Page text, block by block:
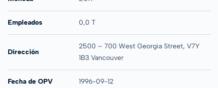
Empleados 0,0 T
Dirección
2500 – 700 West Georgia Street, V7Y
1B3 Vancouver
Fecha de OPV 1996-09-12